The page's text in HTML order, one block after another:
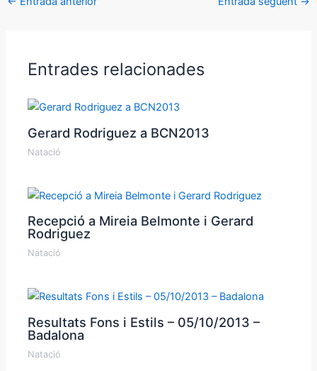
Entrades relacionades
Gerard Rodriguez a BCN2013
Natació
Recepció a Mireia Belmonte i Gerard
Rodriguez
Natació
Resultats Fons i Estils – 05/10/2013 –
Badalona
Natació